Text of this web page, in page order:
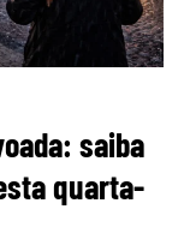
saiba
quarta-